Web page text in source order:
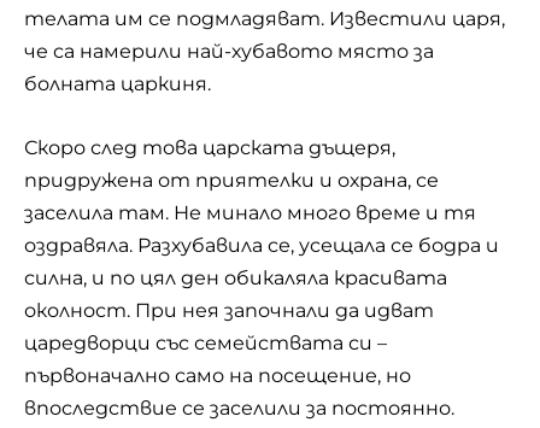
телата им се подмладяват. Известили царя,
че са намерили най-хубавото място за
болната царкиня.
Скоро след това царската дъщеря,
придружена от приятелки и охрана, се
заселила там. Не минало много време и тя
оздравяла. Разхубавила се, усещала се бодра и
силна, и по цял ден обикаляла красивата
околност. При нея започнали да идват
царедворци със семействата си –
първоначално само на посещение, но
впоследствие се заселили за постоянно.